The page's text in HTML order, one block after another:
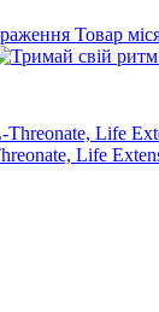
Товар
Life